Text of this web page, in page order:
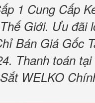
1 Cung Cấp
Giới. Ưu đãi
Bán Giá Gốc
Thanh toán tại
WELKO